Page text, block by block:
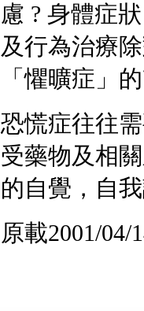
慮 ? 身體症
及行為治療
「懼曠症」
恐慌症往往
受藥物及相
的自覺，自
原載2001/04/